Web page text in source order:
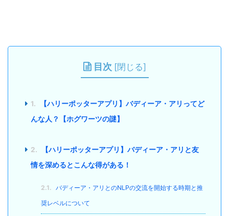
目次 [閉じる]
1.
【ハリーポッターアプリ】バディーア・アリってど
んな人？【ホグワーツの謎】
2.
【ハリーポッターアプリ】バディーア・アリと友
情を深めるとこんな得がある！
2.1. バディーア・アリとのNLPの交流を開始する時期と推
奨レベルについて